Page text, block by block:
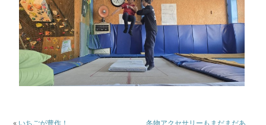
« いちごが豊作！
冬物アクセサリーもまだまだあ